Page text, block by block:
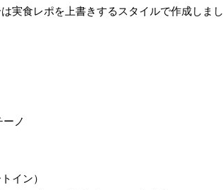
実食レポを上書きするスタイルで作成しまし
ノ
イン）